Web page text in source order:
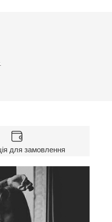
для замовлення